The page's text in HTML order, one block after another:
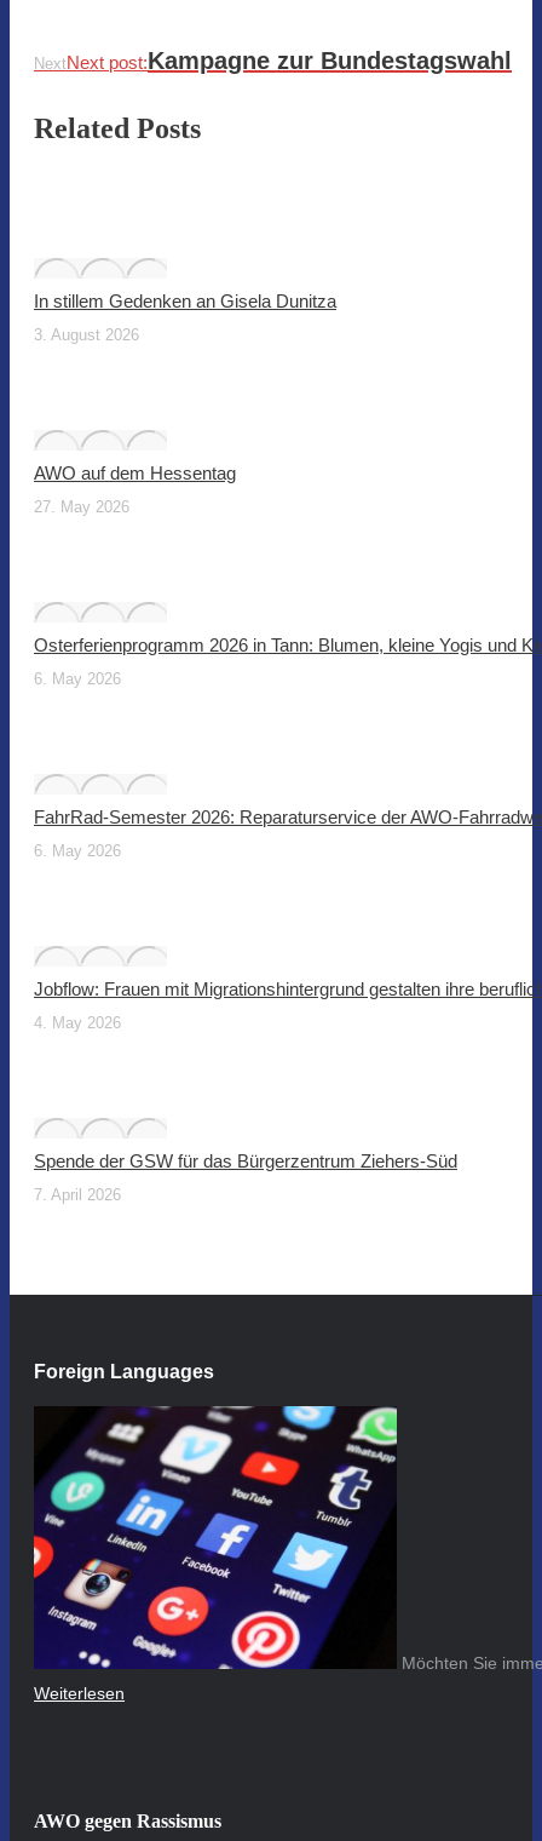
NextNext post:Kampagne zur Bundestagswahl
Related Posts
In stillem Gedenken an Gisela Dunitza
3. August 2026
AWO auf dem Hessentag
27. May 2026
Osterferienprogramm 2026 in Tann: Blumen, kleine Yogis und
6. May 2026
FahrRad-Semester 2026: Reparaturservice der AWO-
6. May 2026
Jobflow: Frauen mit Migrationshintergrund gestalten ihre
4. May 2026
Spende der GSW für das Bürgerzentrum Ziehers-Süd
7. April 2026
Foreign Languages
Möchten Sie
Weiterlesen
AWO gegen Rassismus